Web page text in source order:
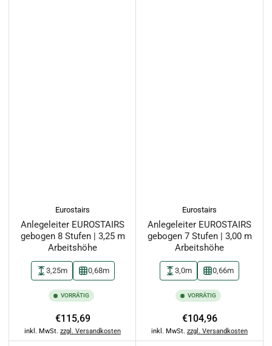
Eurostairs
Anlegeleiter EUROSTAIRS
gebogen 8 Stufen | 3,25 m
Arbeitshöhe
3,25m 0,68m
VORRÄTIG
Normaler
Preis
€115,69
inkl. MwSt. zzgl. Versandkosten
Eurostairs
Anlegeleiter EUROSTAIRS
gebogen 7 Stufen | 3,00 m
Arbeitshöhe
3,0m 0,66m
VORRÄTIG
Normaler
Preis
€104,96
inkl. MwSt. zzgl. Versandkosten